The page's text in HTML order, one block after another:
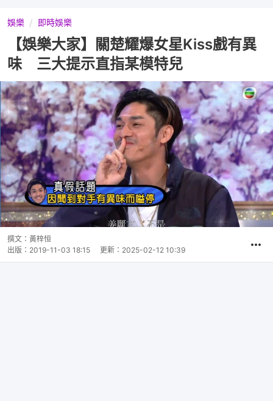
娛樂 即時娛樂
【娛樂大家】關楚耀爆女星Kiss戲有異
味 三大提示直指某模特兒
撰文： 黃梓恒
出版： 2019-11-03 18:15 更新： 2025-02-12 10:39